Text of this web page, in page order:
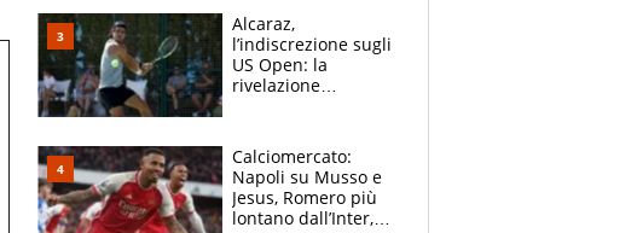
e vota Aprilia
Alcaraz,
l’indiscrezione sugli
US Open: la
rivelazione
B. Rune verso la
rinuncia
Calciomercato:
Napoli su Musso e
Jesus, Romero più
lontano dall’Inter,